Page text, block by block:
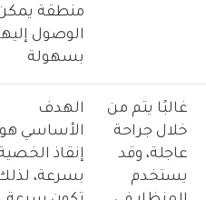
منطقة
الوصول
بسهولة
غالبًا يتم من
خلال جراحة
عاجلة، وقد
يستخدم
الهدف
الأساسي هو
إنقاذ
بسرعة،